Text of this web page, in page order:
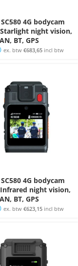
4G bodycam
Starlight night vision,
BT, GPS
ex. btw €683,65 incl btw
4G bodycam
Infrared night vision,
BT, GPS
ex. btw €623,15 incl btw